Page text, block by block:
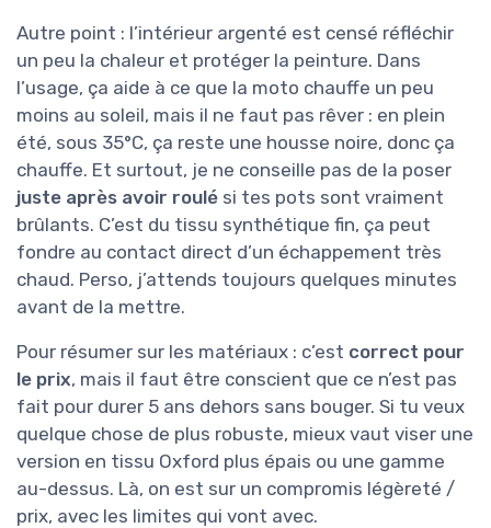
Autre point : l’intérieur argenté est censé réfléchir
un peu la chaleur et protéger la peinture. Dans
l’usage, ça aide à ce que la moto chauffe un peu
moins au soleil, mais il ne faut pas rêver : en plein
été, sous 35°C, ça reste une housse noire, donc ça
chauffe. Et surtout, je ne conseille pas de la poser
juste après avoir roulé si tes pots sont vraiment
brûlants. C’est du tissu synthétique fin, ça peut
fondre au contact direct d’un échappement très
chaud. Perso, j’attends toujours quelques minutes
avant de la mettre.
Pour résumer sur les matériaux : c’est correct pour
le prix, mais il faut être conscient que ce n’est pas
fait pour durer 5 ans dehors sans bouger. Si tu veux
quelque chose de plus robuste, mieux vaut viser une
version en tissu Oxford plus épais ou une gamme
au-dessus. Là, on est sur un compromis légèreté /
prix, avec les limites qui vont avec.